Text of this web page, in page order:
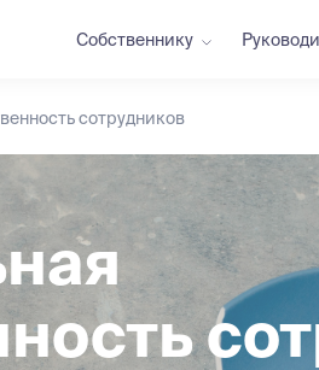
Собственнику
сотрудников